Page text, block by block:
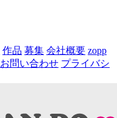
作品 募集 会社概要 zopp
お問い合わせ プライバシ